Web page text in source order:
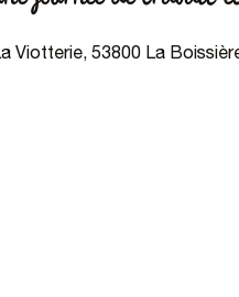
Viotterie, 53800 La